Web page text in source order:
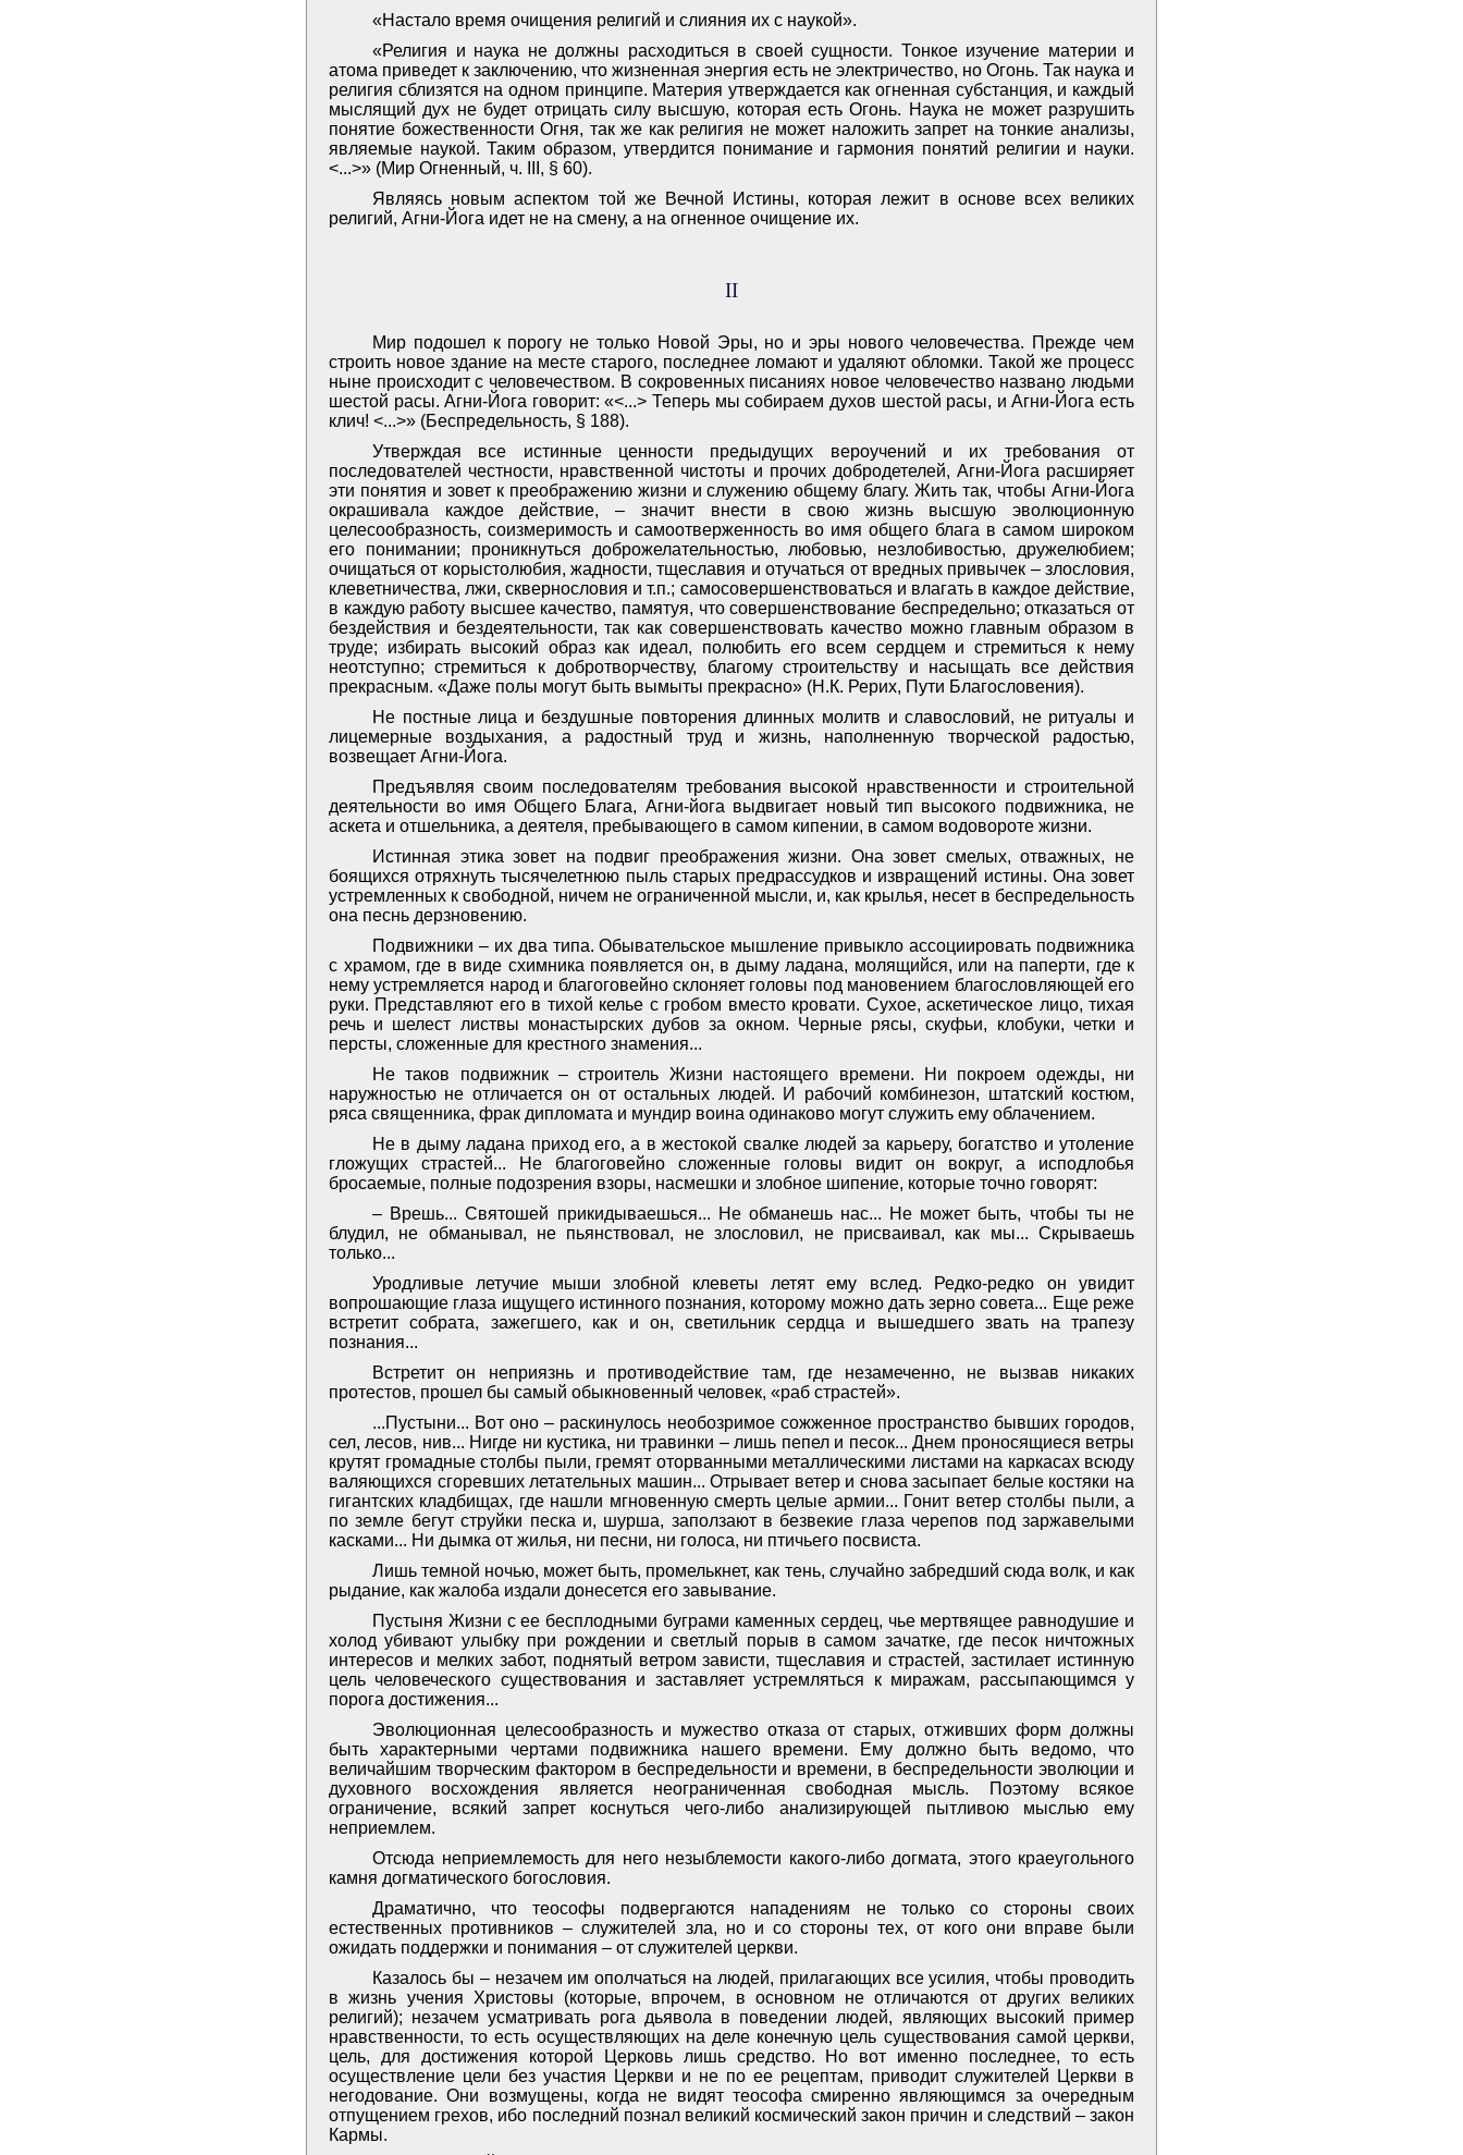
«Настало время очищения религий и слияния их с наукой».
«Религия и наука не должны расходиться в своей сущности. Тонкое изучение материи и
атома приведет к заключению, что жизненная энергия есть не электричество, но Огонь. Так наука и
религия сблизятся на одном принципе. Материя утверждается как огненная субстанция, и каждый
мыслящий дух не будет отрицать силу высшую, которая есть Огонь. Наука не может разрушить
понятие божественности Огня, так же как религия не может наложить запрет на тонкие анализы,
являемые наукой. Таким образом, утвердится понимание и гармония понятий религии и науки.
<...>» (Мир Огненный, ч. III, § 60).
Являясь новым аспектом той же Вечной Истины, которая лежит в основе всех великих
религий, Агни-Йога идет не на смену, а на огненное очищение их.
II
Мир подошел к порогу не только Новой Эры, но и эры нового человечества. Прежде чем
строить новое здание на месте старого, последнее ломают и удаляют обломки. Такой же процесс
ныне происходит с человечеством. В сокровенных писаниях новое человечество названо людьми
шестой расы. Агни-Йога говорит: «<...> Теперь мы собираем духов шестой расы, и Агни-Йога есть
клич! <...>» (Беспредельность, § 188).
Утверждая все истинные ценности предыдущих вероучений и их требования от
последователей честности, нравственной чистоты и прочих добродетелей, Агни-Йога расширяет
эти понятия и зовет к преображению жизни и служению общему благу. Жить так, чтобы Агни-Йога
окрашивала каждое действие, – значит внести в свою жизнь высшую эволюционную
целесообразность, соизмеримость и самоотверженность во имя общего блага в самом широком
его понимании; проникнуться доброжелательностью, любовью, незлобивостью, дружелюбием;
очищаться от корыстолюбия, жадности, тщеславия и отучаться от вредных привычек – злословия,
клеветничества, лжи, сквернословия и т.п.; самосовершенствоваться и влагать в каждое действие,
в каждую работу высшее качество, памятуя, что совершенствование беспредельно; отказаться от
бездействия и бездеятельности, так как совершенствовать качество можно главным образом в
труде; избирать высокий образ как идеал, полюбить его всем сердцем и стремиться к нему
неотступно; стремиться к добротворчеству, благому строительству и насыщать все действия
прекрасным. «Даже полы могут быть вымыты прекрасно» (Н.К. Рерих, Пути Благословения).
Не постные лица и бездушные повторения длинных молитв и славословий, не ритуалы и
лицемерные воздыхания, а радостный труд и жизнь, наполненную творческой радостью,
возвещает Агни-Йога.
Предъявляя своим последователям требования высокой нравственности и строительной
деятельности во имя Общего Блага, Агни-йога выдвигает новый тип высокого подвижника, не
аскета и отшельника, а деятеля, пребывающего в самом кипении, в самом водовороте жизни.
Истинная этика зовет на подвиг преображения жизни. Она зовет смелых, отважных, не
боящихся отряхнуть тысячелетнюю пыль старых предрассудков и извращений истины. Она зовет
устремленных к свободной, ничем не ограниченной мысли, и, как крылья, несет в беспредельность
она песнь дерзновению.
Подвижники – их два типа. Обывательское мышление привыкло ассоциировать подвижника
с храмом, где в виде схимника появляется он, в дыму ладана, молящийся, или на паперти, где к
нему устремляется народ и благоговейно склоняет головы под мановением благословляющей его
руки. Представляют его в тихой келье с гробом вместо кровати. Сухое, аскетическое лицо, тихая
речь и шелест листвы монастырских дубов за окном. Черные рясы, скуфьи, клобуки, четки и
персты, сложенные для крестного знамения...
Не таков подвижник – строитель Жизни настоящего времени. Ни покроем одежды, ни
наружностью не отличается он от остальных людей. И рабочий комбинезон, штатский костюм,
ряса священника, фрак дипломата и мундир воина одинаково могут служить ему облачением.
Не в дыму ладана приход его, а в жестокой свалке людей за карьеру, богатство и утоление
гложущих страстей... Не благоговейно сложенные головы видит он вокруг, а исподлобья
бросаемые, полные подозрения взоры, насмешки и злобное шипение, которые точно говорят:
– Врешь... Святошей прикидываешься... Не обманешь нас... Не может быть, чтобы ты не
блудил, не обманывал, не пьянствовал, не злословил, не присваивал, как мы... Скрываешь
только...
Уродливые летучие мыши злобной клеветы летят ему вслед. Редко-редко он увидит
вопрошающие глаза ищущего истинного познания, которому можно дать зерно совета... Еще реже
встретит собрата, зажегшего, как и он, светильник сердца и вышедшего звать на трапезу
познания...
Встретит он неприязнь и противодействие там, где незамеченно, не вызвав никаких
протестов, прошел бы самый обыкновенный человек, «раб страстей».
...Пустыни... Вот оно – раскинулось необозримое сожженное пространство бывших городов,
сел, лесов, нив... Нигде ни кустика, ни травинки ­– лишь пепел и песок... Днем проносящиеся ветры
крутят громадные столбы пыли, гремят оторванными металлическими листами на каркасах всюду
валяющихся сгоревших летательных машин... Отрывает ветер и снова засыпает белые костяки на
гигантских кладбищах, где нашли мгновенную смерть целые армии... Гонит ветер столбы пыли, а
по земле бегут струйки песка и, шурша, заползают в безвекие глаза черепов под заржавелыми
касками... Ни дымка от жилья, ни песни, ни голоса, ни птичьего посвиста.
Лишь темной ночью, может быть, промелькнет, как тень, случайно забредший сюда волк, и как
рыдание, как жалоба издали донесется его завывание.
Пустыня Жизни с ее бесплодными буграми каменных сердец, чье мертвящее равнодушие и
холод убивают улыбку при рождении и светлый порыв в самом зачатке, где песок ничтожных
интересов и мелких забот, поднятый ветром зависти, тщеславия и страстей, застилает истинную
цель человеческого существования и заставляет устремляться к миражам, рассыпающимся у
порога достижения...
Эволюционная целесообразность и мужество отказа от старых, отживших форм должны
быть характерными чертами подвижника нашего времени. Ему должно быть ведомо, что
величайшим творческим фактором в беспредельности и времени, в беспредельности эволюции и
духовного восхождения является неограниченная свободная мысль. Поэтому всякое
ограничение, всякий запрет коснуться чего-либо анализирующей пытливою мыслью ему
неприемлем.
Отсюда неприемлемость для него незыблемости какого-либо догмата, этого краеугольного
камня догматического богословия.
Драматично, что теософы подвергаются нападениям не только со стороны своих
естественных противников – служителей зла, но и со стороны тех, от кого они вправе были
ожидать поддержки и понимания – от служителей церкви.
Казалось бы – незачем им ополчаться на людей, прилагающих все усилия, чтобы проводить
в жизнь учения Христовы (которые, впрочем, в основном не отличаются от других великих
религий); незачем усматривать рога дьявола в поведении людей, являющих высокий пример
нравственности, то есть осуществляющих на деле конечную цель существования самой церкви,
цель, для достижения которой Церковь лишь средство. Но вот именно последнее, то есть
осуществление цели без участия Церкви и не по ее рецептам, приводит служителей Церкви в
негодование. Они возмущены, когда не видят теософа смиренно являющимся за очередным
отпущением грехов, ибо последний познал великий космический закон причин и следствий – закон
Кармы.